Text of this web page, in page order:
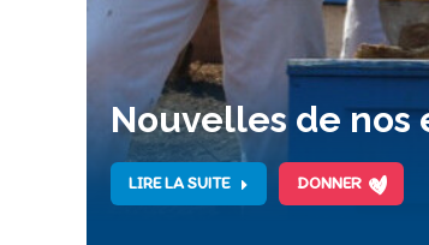
Nouvelles de nos
LIRE LA SUITE DONNER